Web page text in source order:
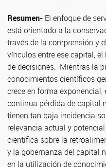
Resumen- El enfoque de
está orientado a la
través de la comprensión y
vínculos entre ese capital,
de decisiones. Mientras la
conocimientos científicos
crece en forma
continua pérdida de capital
tienen tan baja incidencia
relevancia actual y
científica sobre la
y la gobernanza del capital
en la utilización de